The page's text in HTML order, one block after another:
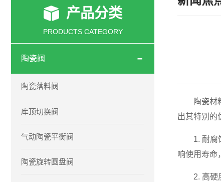
产品分类
PRODUCTS CATEGORY
陶瓷阀
陶瓷落料阀
库顶切换阀
气动陶瓷平衡阀
陶瓷旋转圆盘阀
陶瓷材料
出其特别的
1. 耐腐蚀
响使用寿命
2. 高硬度